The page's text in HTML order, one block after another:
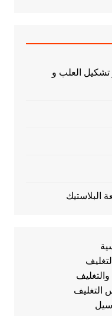
العلب و
البلاستيك
التغليف